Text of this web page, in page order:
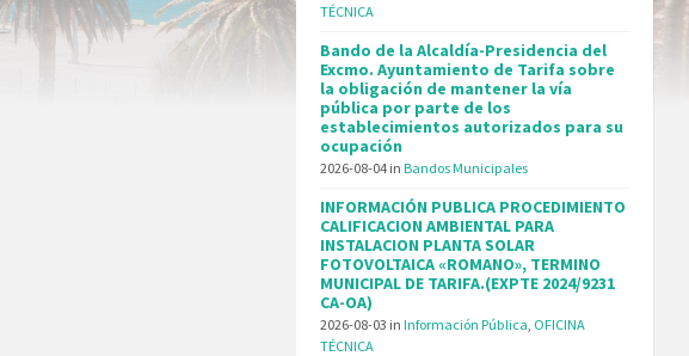
TÉCNICA
Bando de la Alcaldía-Presidencia del
Excmo. Ayuntamiento de Tarifa sobre
la obligación de mantener la vía
pública por parte de los
establecimientos autorizados para su
ocupación
2026-08-04 inBandos Municipales
INFORMACIÓN PUBLICA PROCEDIMIENTO
CALIFICACION AMBIENTAL PARA
INSTALACION PLANTA SOLAR
FOTOVOLTAICA «ROMANO», TERMINO
MUNICIPAL DE TARIFA.(EXPTE 2024/9231
CA-OA)
2026-08-03 inInformación Pública OFICINA
TÉCNICA